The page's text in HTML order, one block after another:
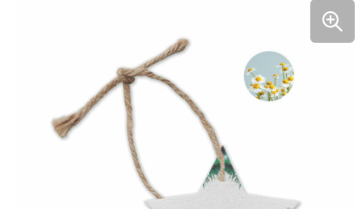
Schoudertassen
Zakelijke Tassen
Kerstpakketten
Geboorte- & Kraamcadeau's